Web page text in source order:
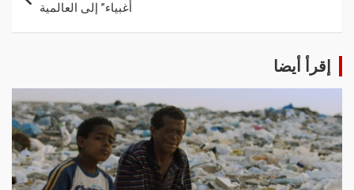
أغبياء” إلى العالمية
إقرأ أيضا